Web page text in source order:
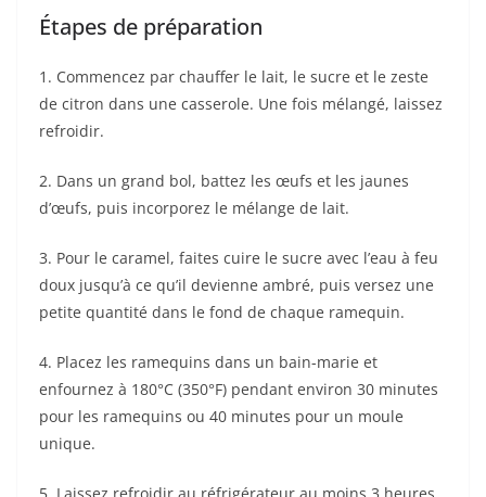
Étapes de préparation
1. Commencez par chauffer le lait, le sucre et le zeste
de citron dans une casserole. Une fois mélangé, laissez
refroidir.
2. Dans un grand bol, battez les œufs et les jaunes
d’œufs, puis incorporez le mélange de lait.
3. Pour le caramel, faites cuire le sucre avec l’eau à feu
doux jusqu’à ce qu’il devienne ambré, puis versez une
petite quantité dans le fond de chaque ramequin.
4. Placez les ramequins dans un bain-marie et
enfournez à 180°C (350°F) pendant environ 30 minutes
pour les ramequins ou 40 minutes pour un moule
unique.